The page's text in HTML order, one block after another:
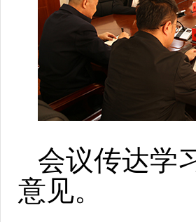
会议传达学
意见。